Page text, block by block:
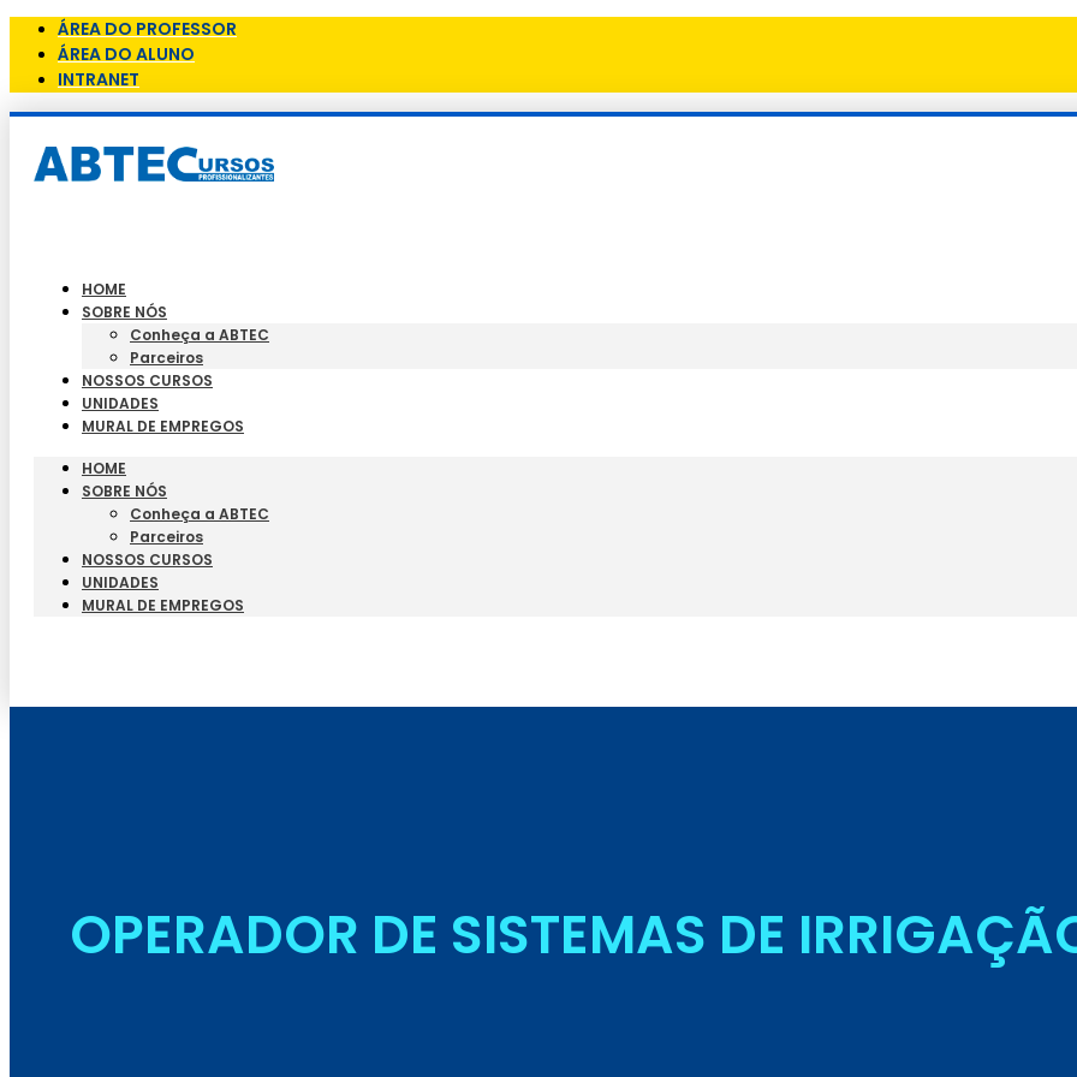
ÁREA DO PROFESSOR
ÁREA DO ALUNO
INTRANET
HOME
SOBRE NÓS
Conheça a ABTEC
Parceiros
NOSSOS CURSOS
UNIDADES
MURAL DE EMPREGOS
HOME
SOBRE NÓS
Conheça a ABTEC
Parceiros
NOSSOS CURSOS
UNIDADES
MURAL DE EMPREGOS
OPERADOR DE SISTEMAS DE